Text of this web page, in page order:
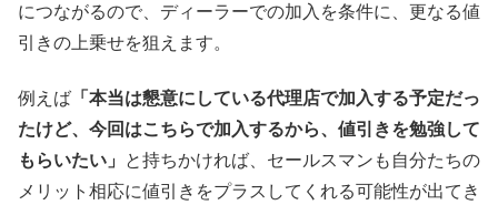
につながるので、ディーラーでの加入を条件に、更なる値
引きの上乗せを狙えます。
例えば 「本当は懇意にしている代理店で加入する予定だっ
たけど、今回はこちらで加入するから、値引きを勉強して
もらいたい」
と持ちかければ、セールスマンも自分たちの
メリット相応に値引きをプラスしてくれる可能性が出てき